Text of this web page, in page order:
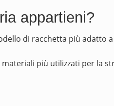
appartieni?
di racchetta più adatto
materiali più utilizzati per la